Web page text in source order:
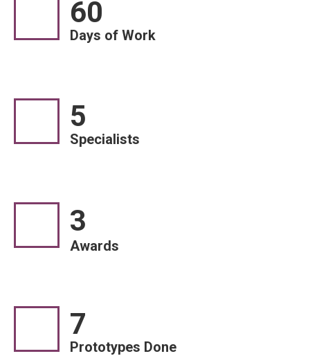
60
Days of Work
5
Specialists
3
Awards
7
Prototypes Done